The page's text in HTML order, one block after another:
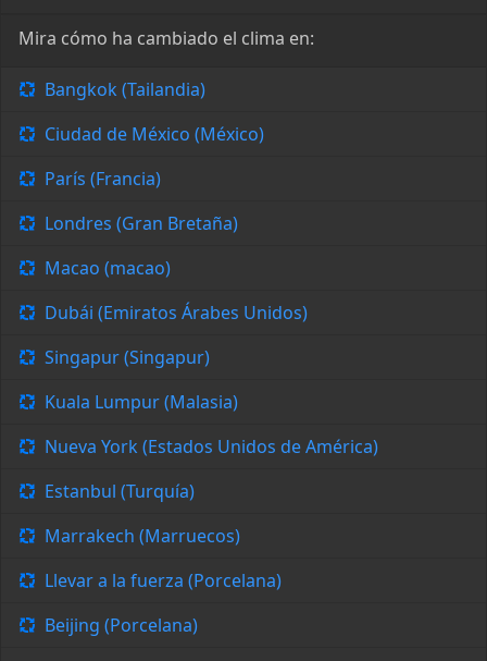
Mira cómo ha cambiado el clima en:
Bangkok (Tailandia)
Ciudad de México (México)
París (Francia)
Londres (Gran Bretaña)
Macao (macao)
Dubái (Emiratos Árabes Unidos)
Singapur (Singapur)
Kuala Lumpur (Malasia)
Nueva York (Estados Unidos de América)
Estanbul (Turquía)
Marrakech (Marruecos)
Llevar a la fuerza (Porcelana)
Beijing (Porcelana)